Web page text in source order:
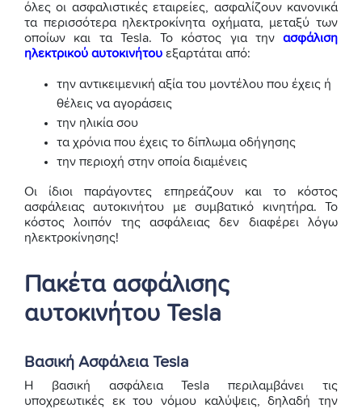
όλες οι ασφαλιστικές εταιρείες, ασφαλίζουν κανονικά
τα περισσότερα ηλεκτροκίνητα οχήματα, μεταξύ των
οποίων και τα Tesla. Το κόστος για την ασφάλιση
ηλεκτρικού αυτοκινήτου εξαρτάται από:
την αντικειμενική αξία του μοντέλου που έχεις ή
θέλεις να αγοράσεις
την ηλικία σου
τα χρόνια που έχεις το δίπλωμα οδήγησης
την περιοχή στην οποία διαμένεις
Οι ίδιοι παράγοντες επηρεάζουν και το κόστος
ασφάλειας αυτοκινήτου με συμβατικό κινητήρα. Το
κόστος λοιπόν της ασφάλειας δεν διαφέρει λόγω
ηλεκτροκίνησης!
Πακέτα ασφάλισης
αυτοκινήτου Tesla
Βασική Ασφάλεια Tesla
Η βασική ασφάλεια Tesla περιλαμβάνει τις
υποχρεωτικές εκ του νόμου καλύψεις, δηλαδή την